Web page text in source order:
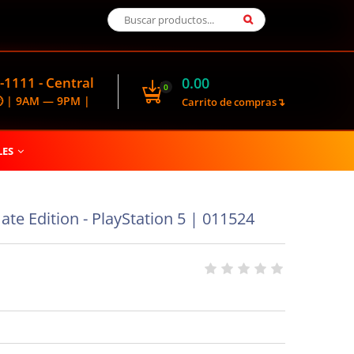
1111 - Central
| 9AM — 9PM |
0 0.00
Carrito de compras↴
Edition - PlayStation 5 | 011524